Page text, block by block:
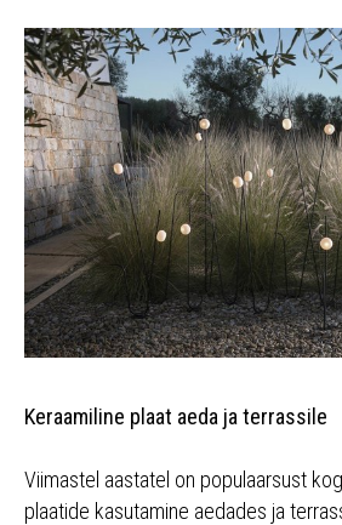
Keraamiline plaat aeda ja terrassile
Viimastel aastatel on populaarsust
plaatide kasutamine aedades ja